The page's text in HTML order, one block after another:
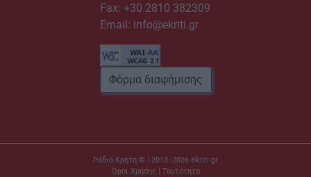
Fax: +30 2810 382309
Email: info@ekriti.gr
Φόρμα διαφήμισης
Ράδιο Κρήτη © | 2013 -2026 ekriti.gr
Όροι Χρήσης | Ταυτότητα